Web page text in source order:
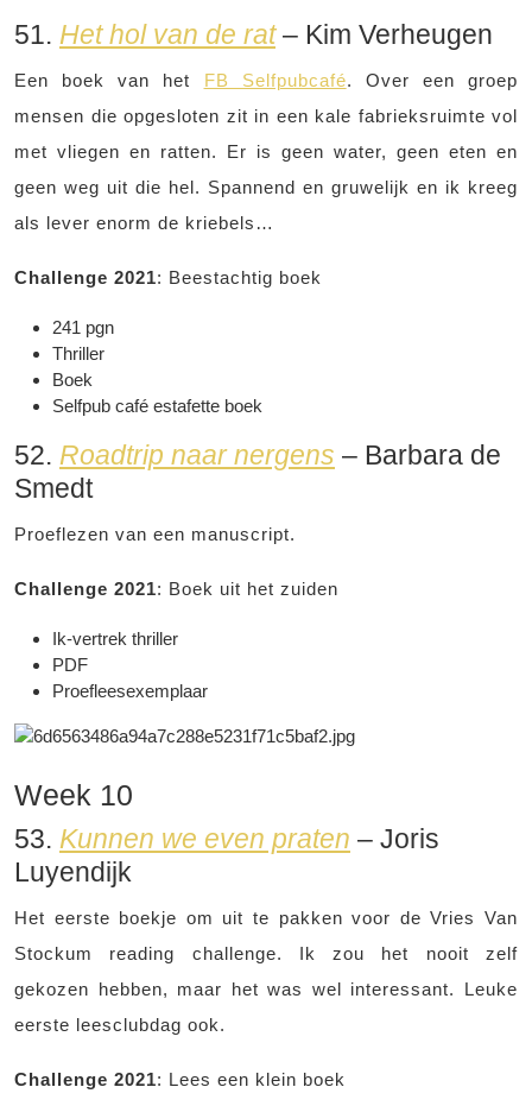
51. Het hol van de rat– Kim Verheugen
Een boek van het FB Selfpubcafé. Over een groep
mensen die opgesloten zit in een kale fabrieksruimte vol
met vliegen en ratten. Er is geen water, geen eten en
geen weg uit die hel. Spannend en gruwelijk en ik kreeg
als lever enorm de kriebels…
Challenge 2021: Beestachtig boek
241 pgn
Thriller
Boek
Selfpub café estafette boek
52. Roadtrip naar nergens – Barbara de
Smedt
Proeflezen van een manuscript.
Challenge 2021: Boek uit het zuiden
Ik-vertrek thriller
PDF
Proefleesexemplaar
Week 10
53. Kunnen we even praten – Joris
Luyendijk
Het eerste boekje om uit te pakken voor de Vries Van
Stockum reading challenge. Ik zou het nooit zelf
gekozen hebben, maar het was wel interessant. Leuke
eerste leesclubdag ook.
Challenge 2021: Lees een klein boek